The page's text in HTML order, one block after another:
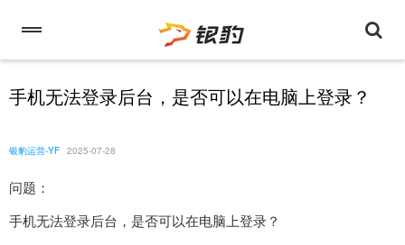
手机无法登录后台，是否可以在电脑上登录？
银豹运营-YF 2025-07-28
问题：
手机无法登录后台，是否可以在电脑上登录？